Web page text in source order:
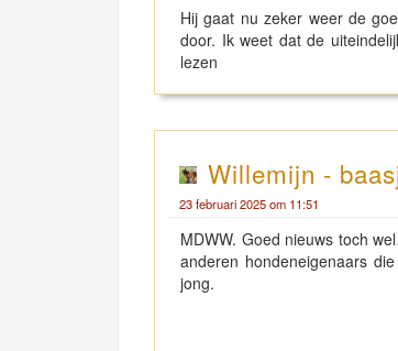
Hij gaat nu zeker weer de
door. Ik weet dat de
lezen
Willemijn -
23 februari 2025 om 11:51
MDWW. Goed nieuws toch
anderen hondeneigenaars
jong.